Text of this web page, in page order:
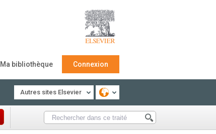
Ma bibliothèque Connexion
Autres sites Elsevier